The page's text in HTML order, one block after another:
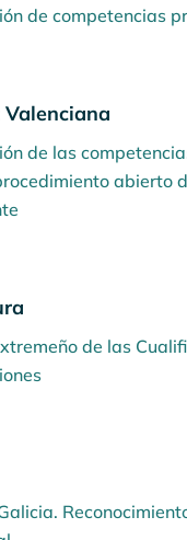
de competencias
de las
abierto
de las